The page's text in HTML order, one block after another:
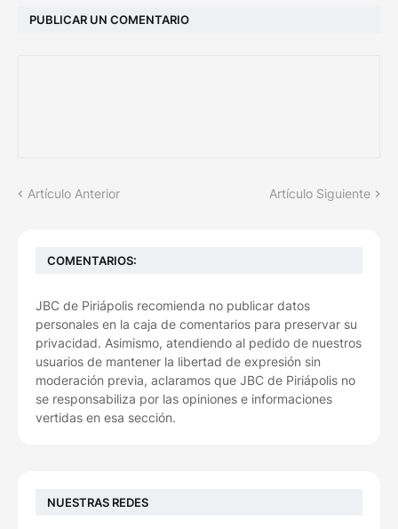
PUBLICAR UN COMENTARIO
Artículo Anterior Artículo Siguiente
COMENTARIOS:
JBC de Piriápolis recomienda no publicar datos
personales en la caja de comentarios para preservar su
privacidad. Asimismo, atendiendo al pedido de nuestros
usuarios de mantener la libertad de expresión sin
moderación previa, aclaramos que JBC de Piriápolis no
se responsabiliza por las opiniones e informaciones
vertidas en esa sección.
NUESTRAS REDES